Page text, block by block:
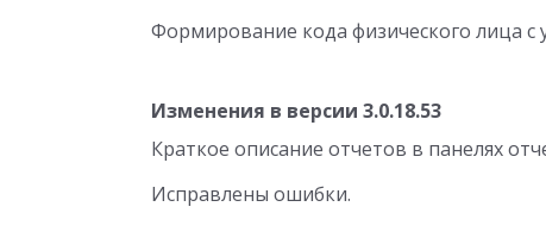
Формирование кода физического лица
Изменения в версии 3.0.18.53
Краткое описание отчетов в панелях
Исправлены ошибки.